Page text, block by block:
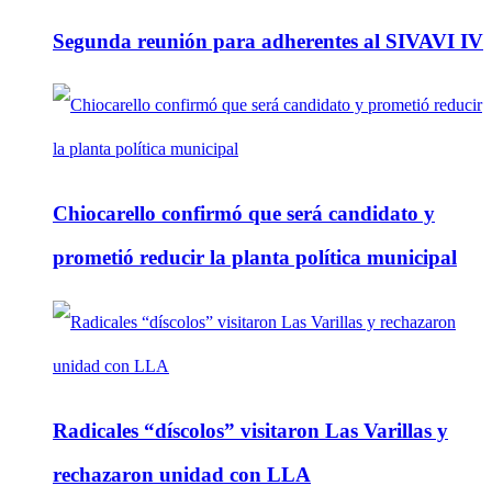
Segunda reunión para adherentes al SIVAVI IV
Chiocarello confirmó que será candidato y
prometió reducir la planta política municipal
Radicales “díscolos” visitaron Las Varillas y
rechazaron unidad con LLA